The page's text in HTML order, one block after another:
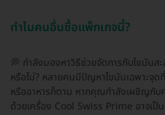
ทำไมคนอื่นซื้อแพ็กเกจนี้?
💭 กำลังมองหาวิธีช่วยจัดการกับไขมัน
หรือไม่? หลายคนมีปัญหาไขมันเฉพาะจุด
หรืออาหารก็ตาม หากคุณกำลังเผชิญกับ
ด้วยเครื่อง Cool Swiss Prime อาจเป็